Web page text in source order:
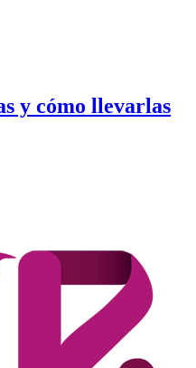
y cómo llevarlas